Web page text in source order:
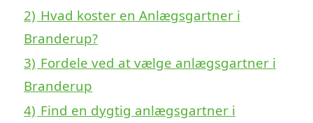
2) Hvad koster en Anlægsgartner i
Branderup?
3) Fordele ved at vælge anlægsgartner i
Branderup
4) Find en dygtig anlægsgartner i